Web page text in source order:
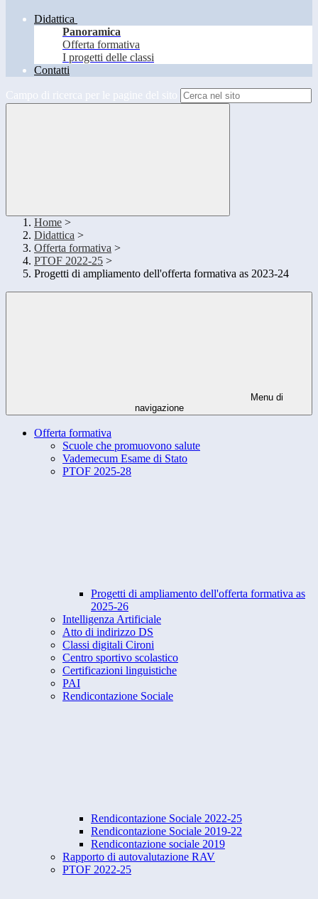
Didattica
Panoramica
Offerta formativa
I progetti delle classi
Contatti
Campo di ricerca per le pagine del sito
Home >
Didattica >
Offerta formativa >
PTOF 2022-25 >
Progetti di ampliamento dell'offerta formativa as 2023-24
Menu di
navigazione
Offerta formativa
Scuole che promuovono salute
Vademecum Esame di Stato
PTOF 2025-28
Progetti di ampliamento dell'offerta formativa as
2025-26
Intelligenza Artificiale
Atto di indirizzo DS
Classi digitali Cironi
Centro sportivo scolastico
Certificazioni linguistiche
PAI
Rendicontazione Sociale
Rendicontazione Sociale 2022-25
Rendicontazione Sociale 2019-22
Rendicontazione sociale 2019
Rapporto di autovalutazione RAV
PTOF 2022-25